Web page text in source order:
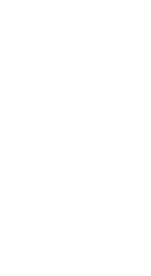
Rötungen aus